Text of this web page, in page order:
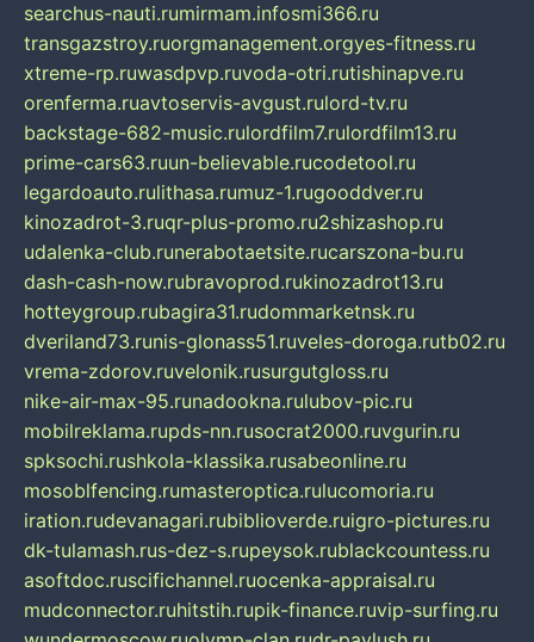
searchus-nauti.rumirmam.infosmi366.ru
transgazstroy.ruorgmanagement.orgyes-fitness.ru
xtreme-rp.ruwasdpvp.ruvoda-otri.rutishinapve.ru
orenferma.ruavtoservis-avgust.rulord-tv.ru
backstage-682-music.rulordfilm7.rulordfilm13.ru
prime-cars63.ruun-believable.rucodetool.ru
legardoauto.rulithasa.rumuz-1.rugooddver.ru
kinozadrot-3.ruqr-plus-promo.ru2shizashop.ru
udalenka-club.runerabotaetsite.rucarszona-bu.ru
dash-cash-now.rubravoprod.rukinozadrot13.ru
hotteygroup.rubagira31.rudommarketnsk.ru
dveriland73.runis-glonass51.ruveles-doroga.rutb02.ru
vrema-zdorov.ruvelonik.rusurgutgloss.ru
nike-air-max-95.runadookna.rulubov-pic.ru
mobilreklama.rupds-nn.rusocrat2000.ruvgurin.ru
spksochi.rushkola-klassika.rusabeonline.ru
mosoblfencing.rumasteroptica.rulucomoria.ru
iration.rudevanagari.rubiblioverde.ruigro-pictures.ru
dk-tulamash.rus-dez-s.rupeysok.rublackcountess.ru
asoftdoc.ruscifichannel.ruocenka-appraisal.ru
mudconnector.ruhitstih.rupik-finance.ruvip-surfing.ru